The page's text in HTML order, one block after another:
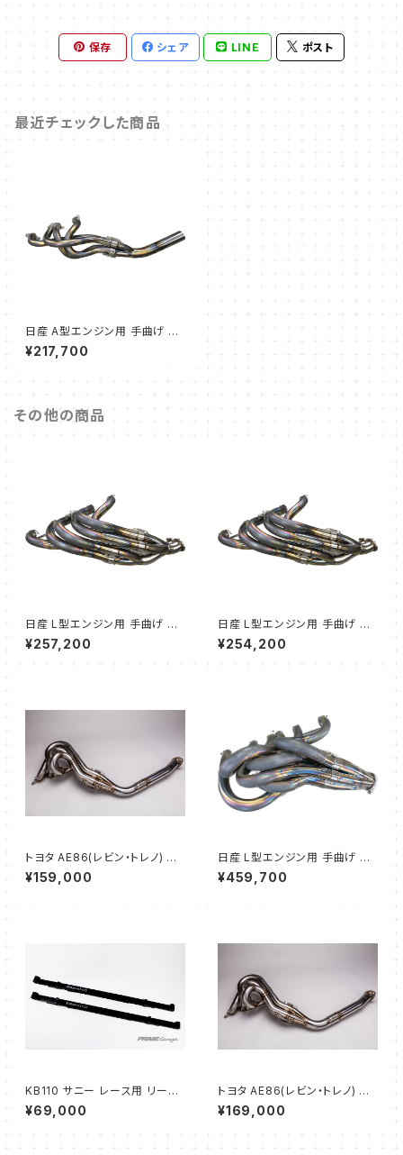
保存 シェア LINE ポスト
最近チェックした商品
日産 A型エンジン用 手曲げ エ
キゾーストマニホールド 42.7Φ
→60Φ
¥217,700
その他の商品
日産 L型エンジン用 手曲げ 6-
3-2モデル エキゾーストマニホ
ールド 48.6Φ
¥257,200
日産 L型エンジン用 手曲げ 6-
3-2モデル エキゾーストマニホ
ールド 45Φ
¥254,200
トヨタ AE86(レビン・トレノ) エ
キゾーストマニホールド タコ足
(42.7Φ → 60Φ)
¥159,000
日産 L型エンジン用 手曲げ 6-
1モデル フル等長 エキゾースト
マニホールド タコ足
¥459,700
KB110 サニー レース用 リーフ
スプリング 板バネ (74年レース
TS仕様)
¥69,000
トヨタ AE86(レビン・トレノ) エ
キゾーストマニホールド タコ足
(45Φ → 60Φ)
¥169,000